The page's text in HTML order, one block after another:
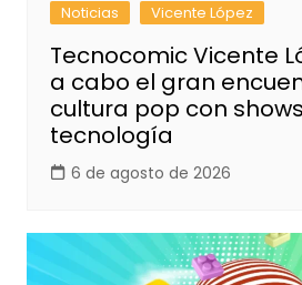
Noticias Vicente López
Tecnocomic Vicente
a cabo el gran
cultura pop con
tecnología
6 de agosto de 2026